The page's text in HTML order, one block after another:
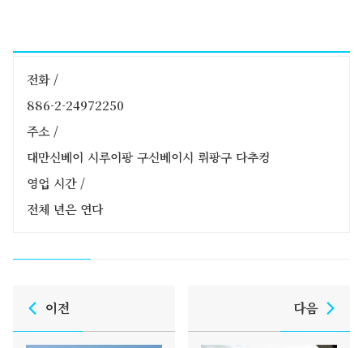
전화 /
886-2-24972250
주소 /
대만신베이 시루이팡 구신베이시 뤼팡구 다추컹
영업 시간 /
전체 년은 연다
이전 다음